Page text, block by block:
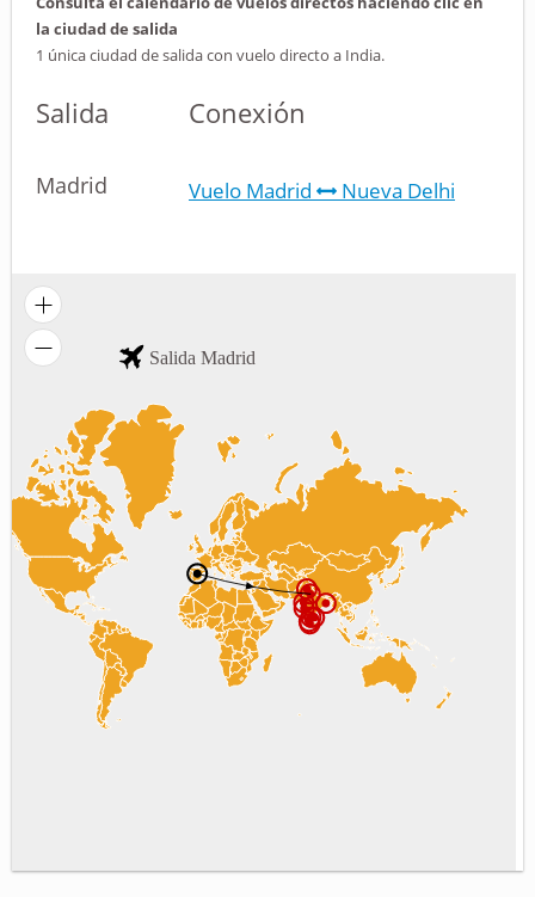
la ciudad de salida
1 única ciudad de salida con vuelo directo a India.
Salida Conexión
Madrid Vuelo Madrid Nueva Delhi
Salida Madrid